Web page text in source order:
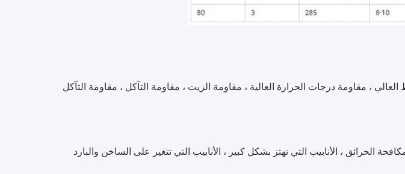
، مقاومة الضغط العالي ، مقاومة درجات الحرارة العالية ، مقاومة الزيت ، مقاومة التآكل ، مقاومة التآكل
الحرائق ، الأنابيب التي تهتز بشكل كبير ، الأنابيب التي تتغير على الساخن والبارد